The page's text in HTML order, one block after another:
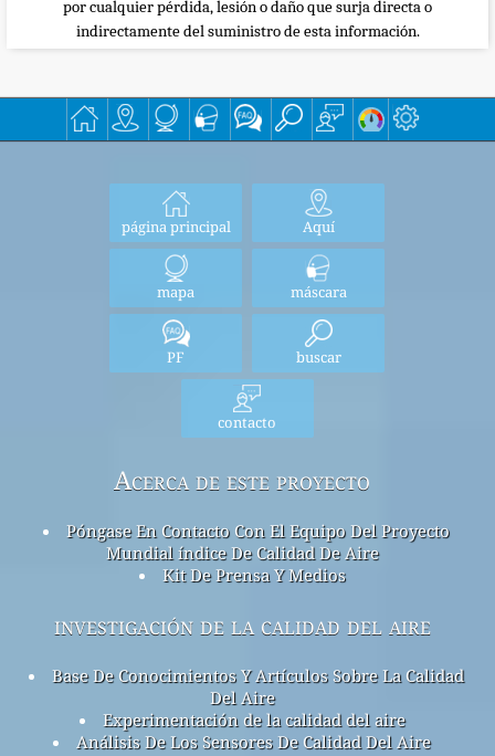
por cualquier pérdida, lesión o daño que surja directa o
indirectamente del suministro de esta información.
página principal Aquí
mapa máscara
PF buscar
contacto
Acerca de este proyecto
Póngase En Contacto Con El Equipo Del Proyecto
Mundial índice De Calidad De Aire
Kit De Prensa Y Medios
investigación de la calidad del aire
Base De Conocimientos Y Artículos Sobre La Calidad
Del Aire
Experimentación de la calidad del aire
Análisis De Los Sensores De Calidad Del Aire